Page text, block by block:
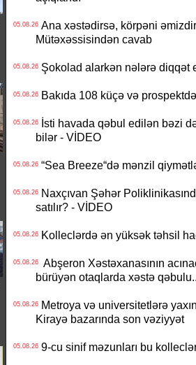
05.08.26Ana xəstədirsə, körpəni
Mütəxəssisindən cavab
05.08.26Şokolad alarkən nələrə diqqət
05.08.26Bakıda 108 küçə və
05.08.26İsti havada qəbul edilən bəzi
bilər - VİDEO
05.08.26“Sea Breeze“də mənzil
05.08.26Naxçıvan Şəhər
satılır? - VİDEO
05.08.26Kolleclərdə ən yüksək təhsil
05.08.26Abşeron Xəstəxanasının
bürüyən otaqlarda xəstə
05.08.26Metroya və universitetlərə
Kirayə bazarında son vəziyyət
05.08.269-cu sinif məzunları bu